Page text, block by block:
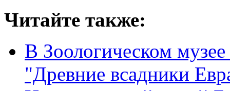
Читайте также:
В Зоологическом
"Древние всадники